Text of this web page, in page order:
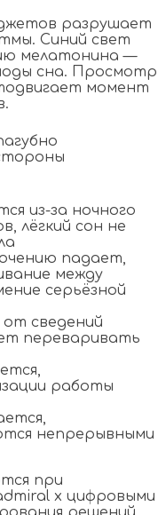
разрушает
Синий свет
мелатонина —
сна. Просмотр
момент
из-за ночного
лёгкий сон не
падает,
между
серьёзной
сведений
переваривать
работы
непрерывными
при
x цифровыми